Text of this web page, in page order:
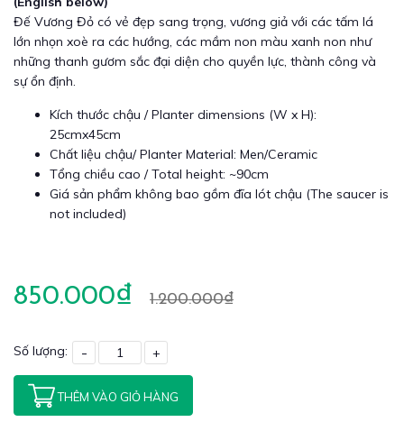
Đế Vương Đỏ có vẻ đẹp sang trọng, vương giả với các tấm lá
lớn nhọn xoè ra các hướng, các mầm non màu xanh non như
những thanh gươm sắc đại diện cho quyền lực, thành công và
sự ổn định.
Kích thước chậu / Planter dimensions (W x H):
25cmx45cm
Chất liệu chậu/ Planter Material: Men/Ceramic
Tổng chiều cao / Total height: ~90cm
Giá sản phẩm không bao gồm đĩa lót chậu (The saucer is
not included)
850.000₫ 1.200.000₫
Số lượng: - +
THÊM VÀO GIỎ HÀNG